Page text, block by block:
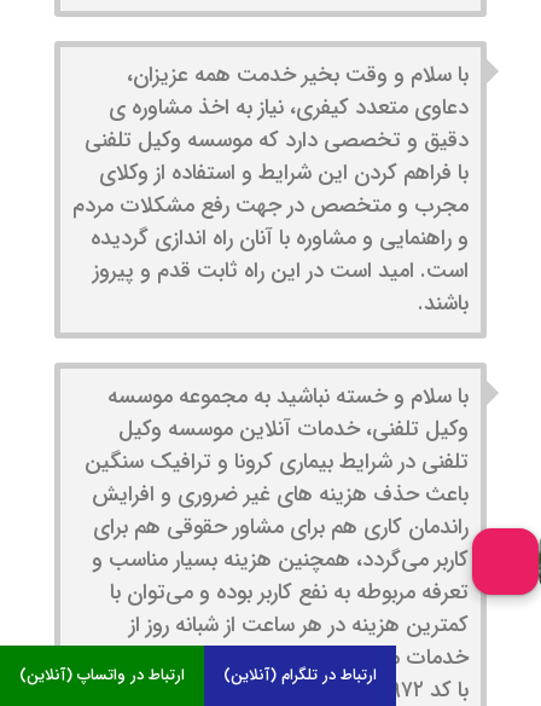
با سلام و وقت بخیر خدمت همه عزیزان،
دعاوی متعدد کیفری، نیاز به اخذ مشاوره ی
دقیق و تخصصی دارد که موسسه وکیل تلفنی
با فراهم کردن این شرایط و استفاده از وکلای
مجرب و متخصص در جهت رفع مشکلات مردم
و راهنمایی و مشاوره با آنان راه اندازی گردیده
است. امید است در این راه ثابت قدم و پیروز
باشند.
با سلام و خسته نباشید به مجموعه موسسه
وکیل تلفنی، خدمات آنلاین موسسه وکیل
تلفنی در شرایط بیماری کرونا و ترافیک سنگین
باعث حذف هزینه های غیر ضروری و افرایش
راندمان کاری هم برای مشاور حقوقی هم برای
کاربر می‌گردد، همچنین هزینه بسیار مناسب و
تعرفه مربوطه به نفع کاربر بوده و می‌توان با
کمترین هزینه در هر ساعت از شبانه روز از
خدمات موسسه بهرمند گردید. بهاره توکلی پور
با کد ۳۰۹۷۲ آماده انجام خدمات مشاوره ای به
ارتباط در واتساپ (آنلاین) ارتباط در تلگرام (آنلاین)